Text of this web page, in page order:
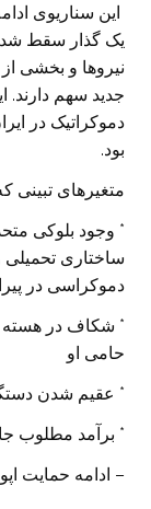
این سناریوی
یک گذار سقط
نیروها و بخشی
جدید سهم دارند.
دموکراتیک در
بود.
متغیرهای تبینی
* وجود بلوکی
ساختاری تحمیلی
دموکراسی در
* شکاف در هسته
حامی او
* عقیم شدن
* برآمد مطلوب
– ادامه حمایت